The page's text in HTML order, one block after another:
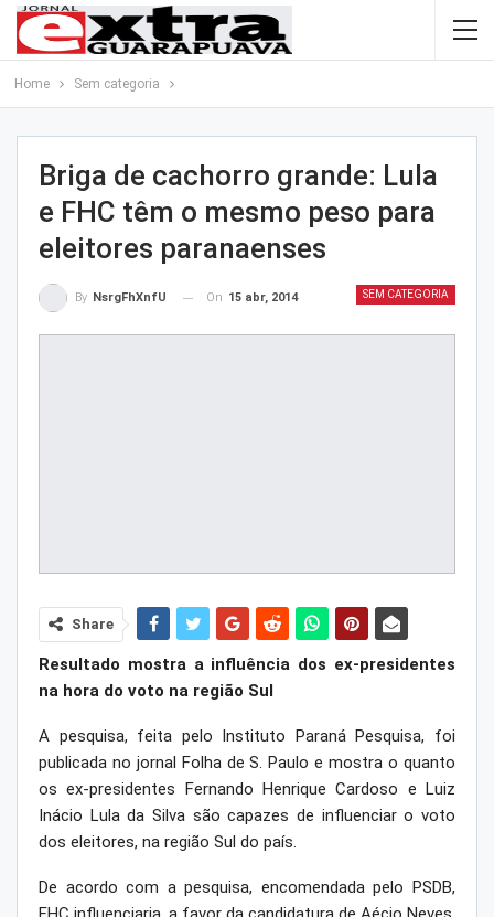
Home Sem categoria
Briga de cachorro grande: Lula
e FHC têm o mesmo peso para
eleitores paranaenses
SEM CATEGORIA
By NsrgFhXnfU On 15 abr, 2014
Share
Resultado mostra a influência dos ex-presidentes
na hora do voto na região Sul
A pesquisa, feita pelo Instituto Paraná Pesquisa, foi
publicada no jornal Folha de S. Paulo e mostra o quanto
os ex-presidentes Fernando Henrique Cardoso e Luiz
Inácio Lula da Silva são capazes de influenciar o voto
dos eleitores, na região Sul do país.
De acordo com a pesquisa, encomendada pelo PSDB,